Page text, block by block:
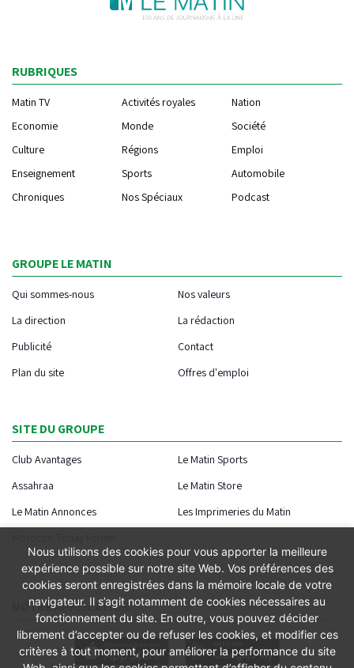
RUBRIQUES
Matin TV Activités royales
Nation
Economie
Monde
Société
Culture
Régions
Emploi
Enseignement
Sports
Automobile
Chroniques
Nos Spéciaux Podcast
GROUPE LE MATIN
Qui sommes-nous
Nos valeurs
La direction
La rédaction
Publicité
Contact
Plan du site
Offres d'emploi
SITE DU GROUPE
Club Avantages
Le Matin Sports
Assahraa
Le Matin Store
Le Matin Annonces
Les Imprimeries du Matin
NOTRE APPLICATION
Nous utilisons des cookies pour vous apporter la meilleure
expérience possible sur notre site Web. Vos préférences des
cookies seront enregistrées dans la mémoire locale de votre
navigateur. Il s’agit notamment de cookies nécessaires au
fonctionnement du site. En outre, vous pouvez décider
librement d’accepter ou de refuser les cookies, et modifier ces
critères à tout moment, pour améliorer la performance du site